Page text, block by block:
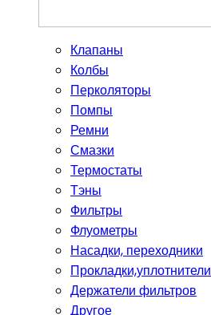
Клапаны
Колбы
Перколяторы
Помпы
Ремни
Смазки
Термостаты
Тэны
Фильтры
Флуометры
Насадки, переходники
Прокладки,уплотнители
Держатели фильтров
Другое